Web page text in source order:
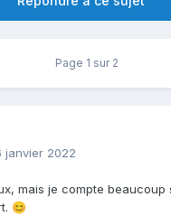
Page 1 sur 2
janvier 2022
mais je compte beaucoup
😊